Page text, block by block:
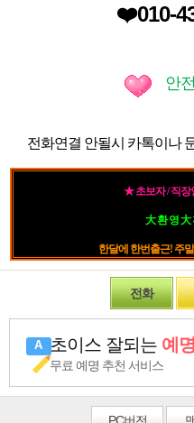
❤️010-
안
전화연결 안될시 카톡이나
★ 초보자 / 직장
大 환 영 大
한달에 한번출근! 주
전화
초이스 잘되는 예
무료 예명 추천 서비스